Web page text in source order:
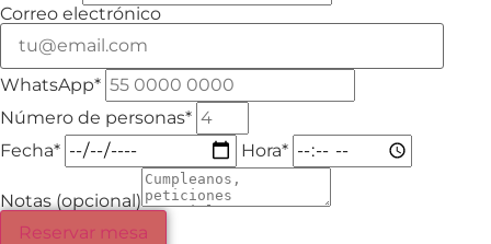
Correo electrónico
WhatsApp*
Número de personas*
Fecha*
Hora*
Notas (opcional)
Reservar mesa